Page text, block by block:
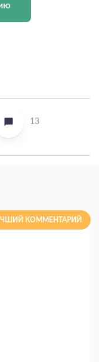
13
КОММЕНТАРИЙ